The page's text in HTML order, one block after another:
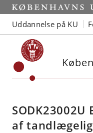
Uddannelse på KU
af